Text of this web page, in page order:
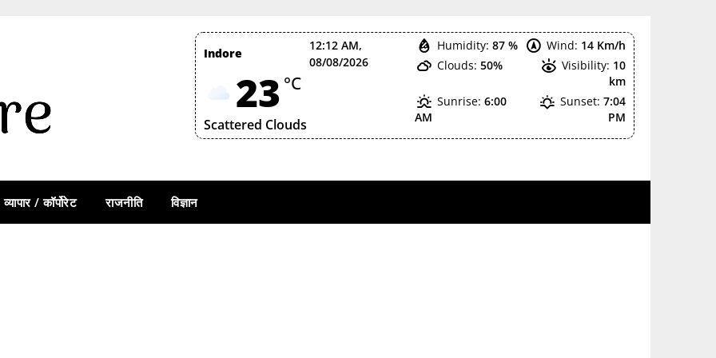
Indore
12:12 AM,
08/08/2026
23 °C
Scattered Clouds
Humidity: 87 % Wind: 14 Km/h
Clouds: 50% Visibility: 10
km
Sunrise: 6:00
AM
Sunset: 7:04
PM
व्यापार / कॉर्पोरेट राजनीति विज्ञान